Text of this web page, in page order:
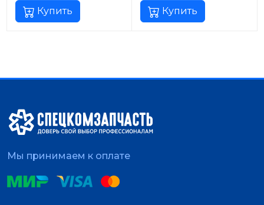
Купить Купить
Мы принимаем к оплате